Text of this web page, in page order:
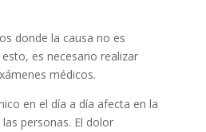
donde la causa no es
es necesario realizar
médicos.
en el día a día afecta en la
personas. El dolor